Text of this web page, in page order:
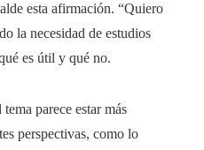
esta afirmación. “Quiero
la necesidad de estudios
es útil y qué no.
parece estar más
perspectivas, como lo